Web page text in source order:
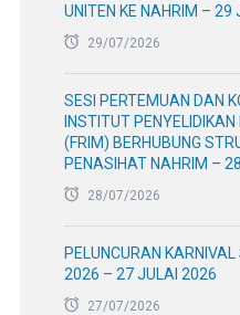
UNITEN KE NAHRIM – 29
29/07/2026
SESI PERTEMUAN DAN
INSTITUT
(FRIM) BERHUBUNG
PENASIHAT NAHRIM –
28/07/2026
PELUNCURAN
2026 – 27 JULAI 2026
27/07/2026